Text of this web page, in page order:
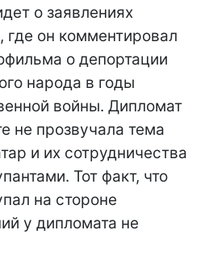
о заявлениях
где он комментировал
о депортации
народа в годы
войны. Дипломат
не прозвучала тема
и их сотрудничества
Тот факт, что
на стороне
у дипломата не